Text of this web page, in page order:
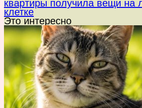
квартиры получила вещи на
клетке
Это интересно